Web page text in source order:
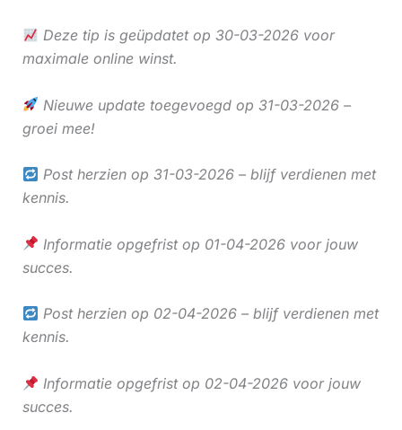
Deze tip is geüpdatet op 30-03-2026 voor
maximale online winst.
Nieuwe update toegevoegd op 31-03-2026 –
groei mee!
Post herzien op 31-03-2026 – blijf verdienen met
kennis.
Informatie opgefrist op 01-04-2026 voor jouw
succes.
Post herzien op 02-04-2026 – blijf verdienen met
kennis.
Informatie opgefrist op 02-04-2026 voor jouw
succes.